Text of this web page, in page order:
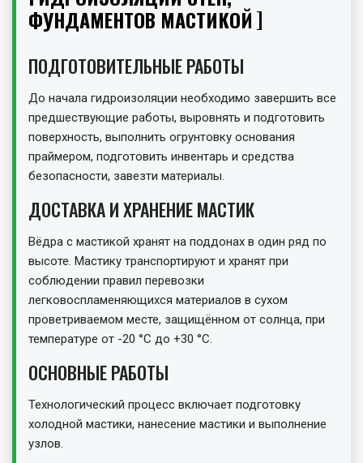
ФУНДАМЕНТОВ МАСТИКОЙ
ПОДГОТОВИТЕЛЬНЫЕ РАБОТЫ
До начала гидроизоляции необходимо завершить все
предшествующие работы, выровнять и подготовить
поверхность, выполнить огрунтовку основания
праймером, подготовить инвентарь и средства
безопасности, завезти материалы.
ДОСТАВКА И ХРАНЕНИЕ МАСТИК
Вёдра с мастикой хранят на поддонах в один ряд по
высоте. Мастику транспортируют и хранят при
соблюдении правил перевозки
легковоспламеняющихся материалов в сухом
проветриваемом месте, защищённом от солнца, при
температуре от -20 °С до +30 °С.
ОСНОВНЫЕ РАБОТЫ
Технологический процесс включает подготовку
холодной мастики, нанесение мастики и выполнение
узлов.